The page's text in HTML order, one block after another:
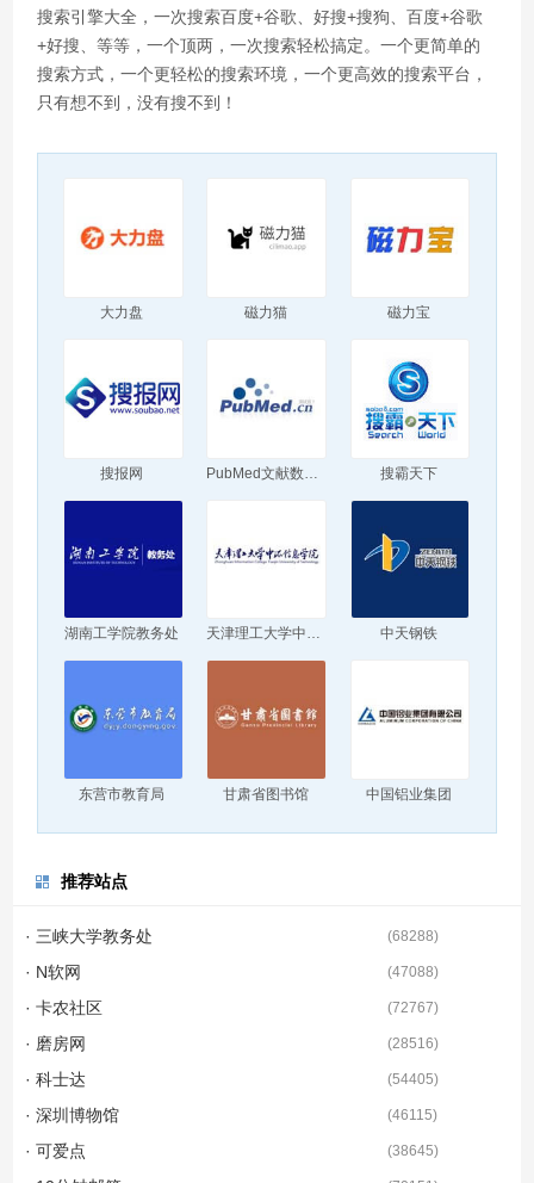
搜索引擎大全，一次搜索百度+谷歌、好搜+搜狗、百度+谷歌
+好搜、等等，一个顶两，一次搜索轻松搞定。一个更简单的
搜索方式，一个更轻松的搜索环境，一个更高效的搜索平台，
只有想不到，没有搜不到！
大力盘 磁力猫 磁力宝
搜报网 搜霸天下
湖南工学院教务处 天津理工大学中环信息学院 中天钢铁
东营市教育局 甘肃省图书馆 中国铝业集团
推荐站点
· 三峡大学教务处 (68288)
· N软网 (47088)
· 卡农社区 (72767)
· 磨房网 (28516)
· 科士达 (54405)
· 深圳博物馆 (46115)
· 可爱点 (38645)